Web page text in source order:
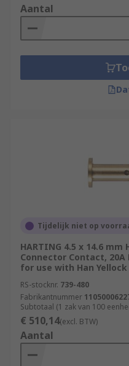
Aantal
Tijdelijk niet op
HARTING 4.5 x 14.6 mm
Connector Contact, 20A
for use with Han Yellock
RS-stocknr. 739-480
Fabrikantnummer
Subtotaal (1 zak van 100
€ 510,14(excl. BTW)
Aantal